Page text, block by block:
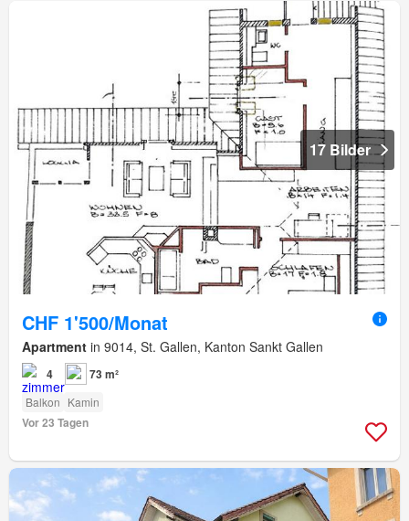
17 Bilder
CHF 1'500/Monat
Apartment in 9014, St. Gallen, Kanton Sankt Gallen
4 73 m²
Balkon Kamin
Vor 23 Tagen